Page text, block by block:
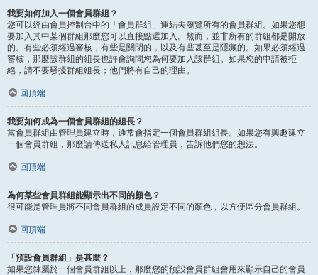
我要如何加入一個會員群組？
您可以經由會員控制台中的「會員群組」連結去瀏覽所有的會員群組。如果您想
要加入其中某個群組那麼您可以直接點選加入。然而，並非所有的群組都是開放
的。有些必須經過審核，有些是關閉的，以及有些甚至是隱藏的。如果必須經過
審核，那麼該群組的組長也許會詢問您為何要加入該群組。如果您的申請被拒
絕，請不要騷擾群組組長；他們將有自己的理由。
回頂端
我要如何成為一個會員群組的組長？
當會員群組由管理員建立時，通常會指定一個會員群組組長。如果您有興趣建立
一個會員群組，那麼請傳送私人訊息給管理員，告訴他們您的想法。
回頂端
為何某些會員群組能顯示出不同的顏色？
很可能是管理員將不同會員群組的成員設定不同的顏色，以方便區分會員群組。
回頂端
「預設會員群組」是甚麼？
如果您隸屬於一個會員群組以上，那麼您的預設會員群組會用來顯示自己的會員